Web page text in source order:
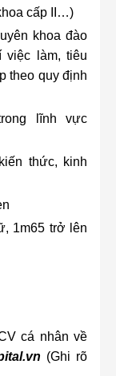
cấp II…)
khoa đào
làm, tiêu
theo quy định
lĩnh vực
thức, kinh
1m65 trở lên
cá nhân về
(Ghi rõ